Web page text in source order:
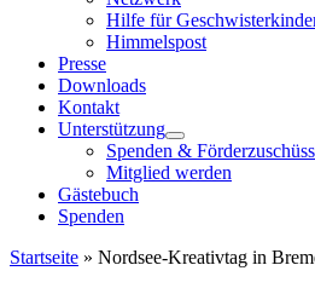
Hilfe für
Himmelspost
Presse
Downloads
Kontakt
Unterstützung
Spenden &
Mitglied werden
Gästebuch
Spenden
Startseite » Nordsee-Kreativtag in